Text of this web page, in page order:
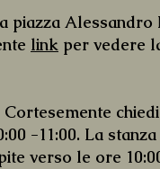
Alessandro
link per vedere
-11:00. La
verso le ore